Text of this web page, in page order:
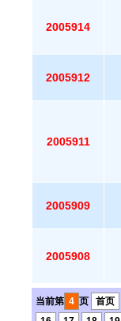
2005914
2005912
2005911
2005909
2005908
当前第 4 页 首页